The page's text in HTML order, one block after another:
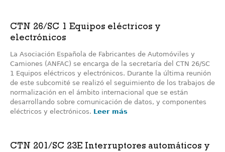
CTN 26/SC 1 Equipos eléctricos y
electrónicos
La Asociación Española de Fabricantes de Automóviles y
Camiones (ANFAC) se encarga de la secretaría del CTN 26/SC
1 Equipos eléctricos y electrónicos. Durante la última reunión
de este subcomité se realizó el seguimiento de los trabajos de
normalización en el ámbito internacional que se están
desarrollando sobre comunicación de datos, y componentes
eléctricos y electrónicos. Leer más
CTN 201/SC 23E Interruptores automáticos y